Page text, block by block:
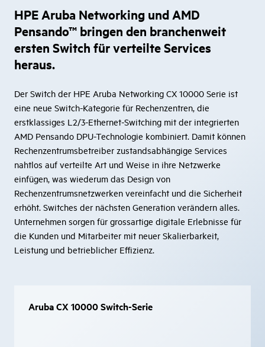
HPE Aruba Networking und AMD
Pensando™ bringen den branchenweit
ersten Switch für verteilte Services
heraus.
Der Switch der HPE Aruba Networking CX 10000 Serie ist
eine neue Switch-Kategorie für Rechenzentren, die
erstklassiges L2/3-Ethernet-Switching mit der integrierten
AMD Pensando DPU-Technologie kombiniert. Damit können
Rechenzentrumsbetreiber zustandsabhängige Services
nahtlos auf verteilte Art und Weise in ihre Netzwerke
einfügen, was wiederum das Design von
Rechenzentrumsnetzwerken vereinfacht und die Sicherheit
erhöht. Switches der nächsten Generation verändern alles.
Unternehmen sorgen für grossartige digitale Erlebnisse für
die Kunden und Mitarbeiter mit neuer Skalierbarkeit,
Leistung und betrieblicher Effizienz.
Aruba CX 10000 Switch-Serie